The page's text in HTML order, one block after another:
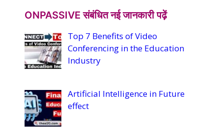
u
b
e
C
h
a
n
n
ONPASSIVE संबंधित नई जानकारी पढ़ें
Top 7 Benefits of Video
Conferencing in the Education
Industry
Artificial Intelligence in Future
effect